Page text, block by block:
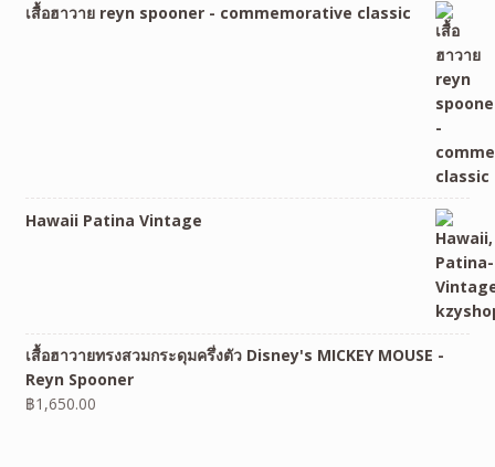
เสื้อฮาวาย reyn spooner - commemorative classic
Hawaii Patina Vintage
เสื้อฮาวายทรงสวมกระดุมครึ่งตัว Disney's MICKEY MOUSE -
Reyn Spooner
฿1,650.00